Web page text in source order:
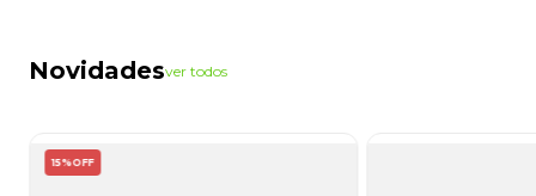
Novidadesver todos
15%OFF